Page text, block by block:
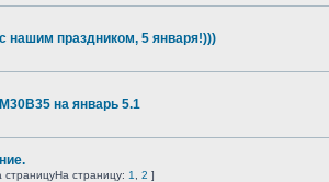
нашим праздником, 5 января!)))
на январь 5.1
На страницу: 1 2 ]